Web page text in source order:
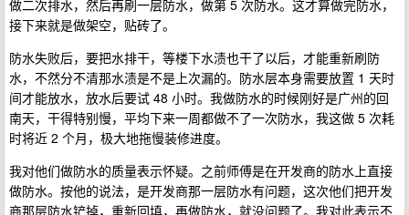
做二次排水，然后再刷一层防水，做第 5 次防水。这才算做完防水，
接下来就是做架空，贴砖了。
防水失败后，要把水排干，等楼下水渍也干了以后，才能重新刷防
水，不然分不清那水渍是不是上次漏的。防水层本身需要放置 1 天时
间才能放水，放水后要试 48 小时。我做防水的时候刚好是广州的回
南天，干得特别慢，平均下来一周都做不了一次防水，我这做 5 次耗
时将近 2 个月，极大地拖慢装修进度。
我对他们做防水的质量表示怀疑。之前师傅是在开发商的防水上直接
做防水。按他的说法，是开发商那一层防水有问题，这次他们把开发
商那层防水铲掉，重新回填，再做防水，就没问题了。我对此表示不